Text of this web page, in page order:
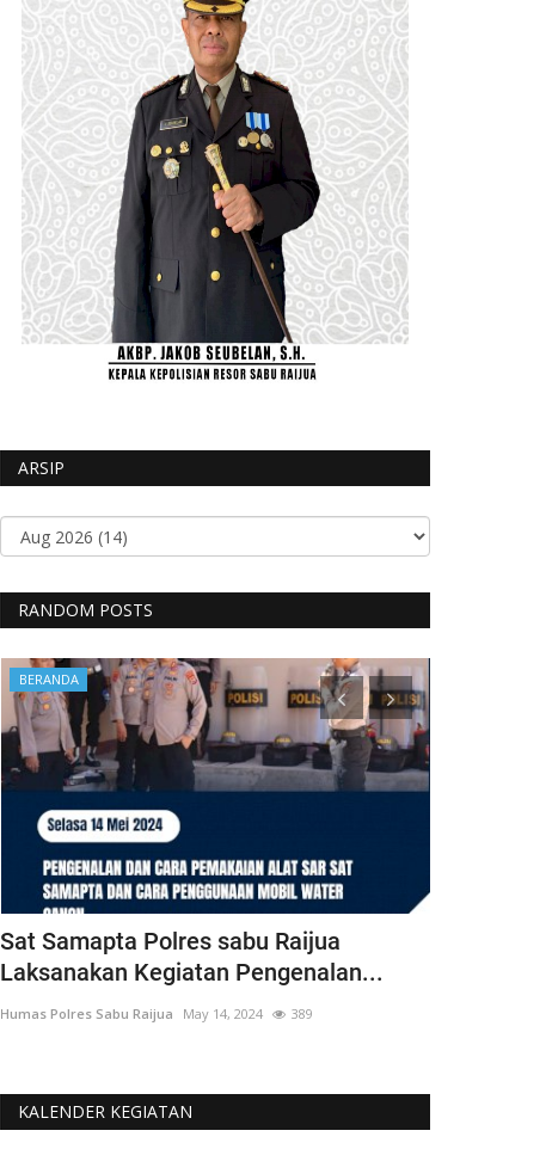
ARSIP
RANDOM POSTS
BERANDA
Sat Samapta Polres sabu Raijua
Laksanakan Kegiatan Pengenalan...
Humas Polres Sabu Raijua May 14, 2024 389
KALENDER KEGIATAN